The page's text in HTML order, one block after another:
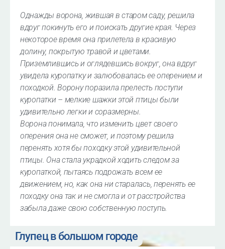
Однажды ворона, жившая в старом саду, решила
вдруг покинуть его и поискать другие края. Через
некоторое время она прилетела в красивую
долину, покрытую травой и цветами.
Приземлившись и оглядевшись вокруг, она вдруг
увидела куропатку и залюбовалась ее оперением и
походкой. Ворону поразила прелесть поступи
куропатки – мелкие шажки этой птицы были
удивительно легки и соразмерны.
Ворона понимала, что изменить цвет своего
оперения она не сможет, и поэтому решила
перенять хотя бы походку этой удивительной
птицы. Она стала украдкой ходить следом за
куропаткой, пытаясь подрожать всем ее
движением, но, как она ни старалась, перенять ее
походку она так и не смогла и от расстройства
забыла даже свою собственную поступь.
Глупец в большом городе